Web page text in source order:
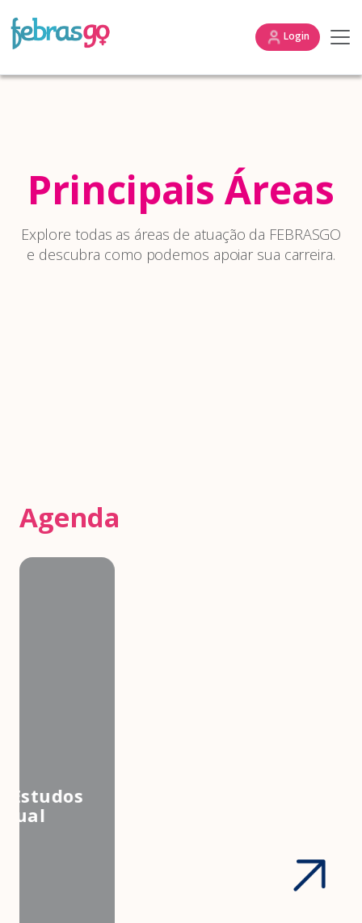
Login
Principais Áreas
Explore todas as áreas de atuação da FEBRASGO
e descubra como podemos apoiar sua carreira.
Agenda
Associação Brasileira de Estudos
em Medicina e Saúde Sexual